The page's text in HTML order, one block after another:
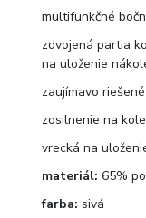
multifunkčné
zdvojená partia
na uloženie
zaujímavo
zosilnenie na
vrecká na
materiál: 65%
farba: sivá